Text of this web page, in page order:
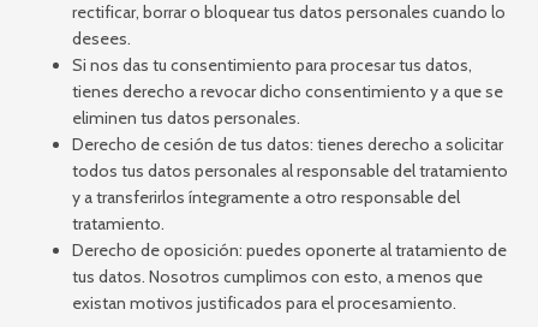
rectificar, borrar o bloquear tus datos personales cuando lo
desees.
Si nos das tu consentimiento para procesar tus datos,
tienes derecho a revocar dicho consentimiento y a que se
eliminen tus datos personales.
Derecho de cesión de tus datos: tienes derecho a solicitar
todos tus datos personales al responsable del tratamiento
y a transferirlos íntegramente a otro responsable del
tratamiento.
Derecho de oposición: puedes oponerte al tratamiento de
tus datos. Nosotros cumplimos con esto, a menos que
existan motivos justificados para el procesamiento.